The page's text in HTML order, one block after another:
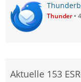
Thunder
Aktuelle 153